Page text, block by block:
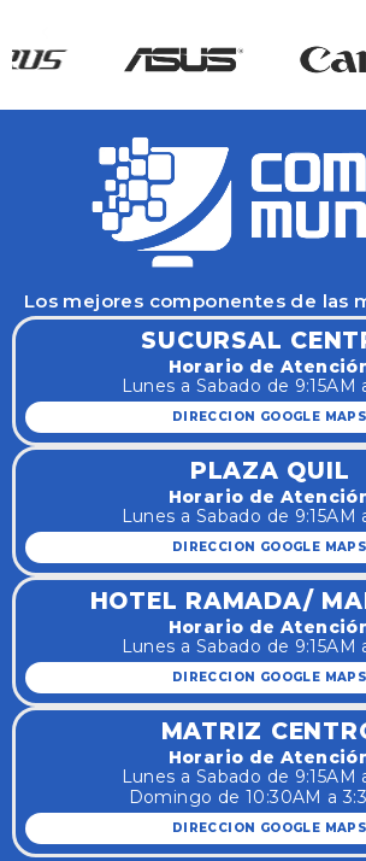
Los mejores componentes de las
SUCURSAL
Horario de
Lunes a Sabado de 9:15AM
DIRECCION GOOGLE MAPS
PLAZA QUIL
Horario de
Lunes a Sabado de 9:15AM
DIRECCION GOOGLE MAPS
HOTEL RAMADA/
Horario de
Lunes a Sabado de 9:15AM
DIRECCION GOOGLE MAPS
MATRIZ
Horario de
Lunes a Sabado de 9:15AM
Domingo de 10:30AM a
DIRECCION GOOGLE MAPS